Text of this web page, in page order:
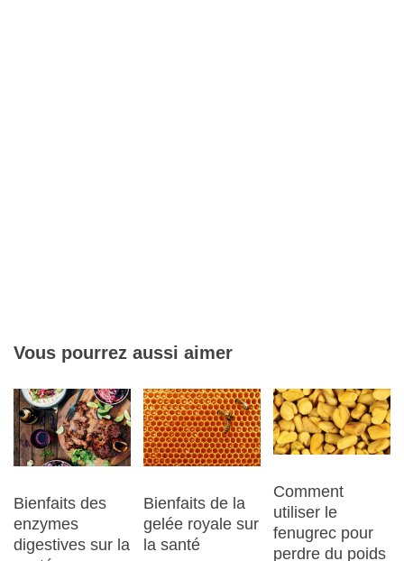
Vous pourrez aussi aimer
Bienfaits des
enzymes
digestives sur la
Bienfaits de la
gelée royale sur
la santé
Comment
utiliser le
fenugrec pour
perdre du poids